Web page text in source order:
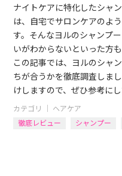
ナイトケアに特化したシャ
は、自宅でサロンケアのよ
す。そんなヨルのシャンプ
いがわからないといった方も
この記事では、ヨルのシャ
ちが合うかを徹底調査しま
けしますので、ぜひ参考に
カテゴリ ｜ ヘアケア
徹底レビュー
シャンプー